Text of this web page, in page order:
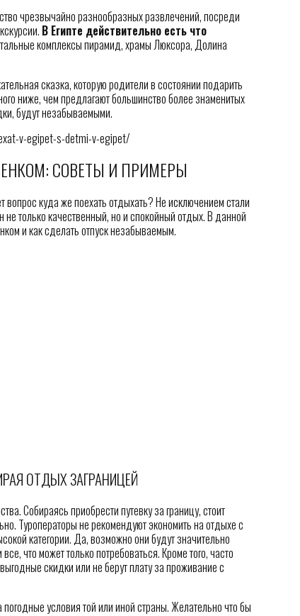
чрезвычайно разнообразных развлечений, посреди
В Египте действительно есть что
комплексы пирамид, храмы Люксора, Долина
сказка, которую родители в состоянии подарить
ниже, чем предлагают большинство более знаменитых
будут незабываемыми.
v-egipet-s-detmi-v-egipet/
СОВЕТЫ И ПРИМЕРЫ
вопрос куда же поехать отдыхать? Не исключением стали
только качественный, но и спокойный отдых. В данной
и как сделать отпуск незабываемым.
ОТДЫХ ЗАГРАНИЦЕЙ
Собираясь приобрести путевку за границу, стоит
Туроператоры не рекомендуют экономить на отдыхе с
категории. Да, возможно они будут значительно
что может только потребоваться. Кроме того, часто
скидки или не берут плату за проживание с
условия той или иной страны. Желательно что бы